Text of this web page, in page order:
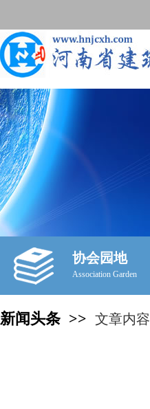
协会园地
Association Garden
新闻头条 >> 文章内容